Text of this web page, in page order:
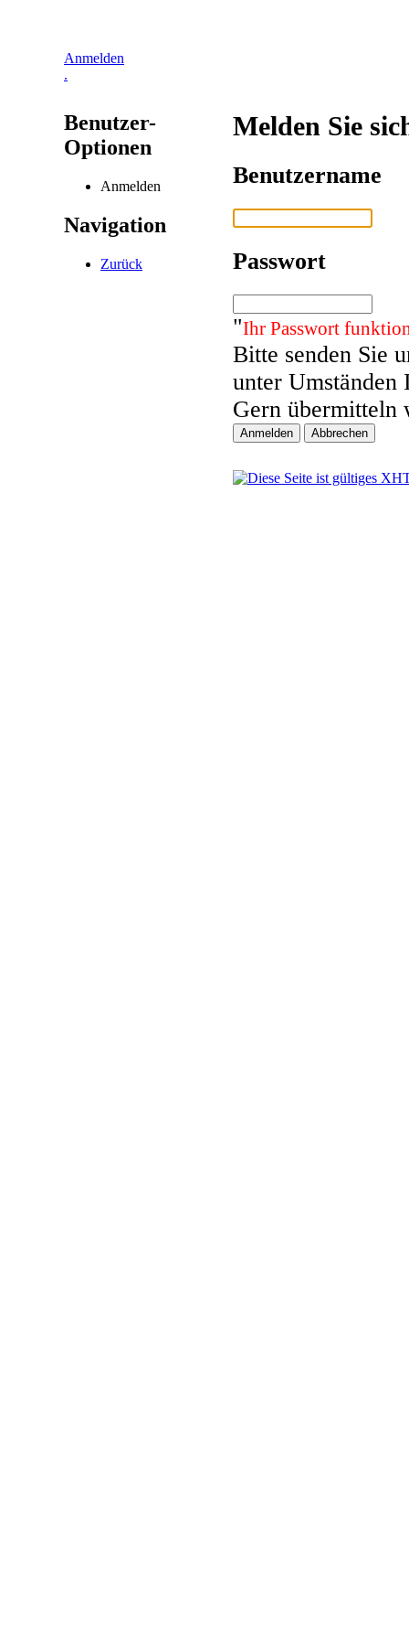
Anmelden
.
Benutzer-
Optionen
Anmelden
Navigation
Zurück
Melden Sie
Benutzername
Passwort
"Ihr Passwort
Bitte senden Sie
unter Umständen
Gern übermitteln